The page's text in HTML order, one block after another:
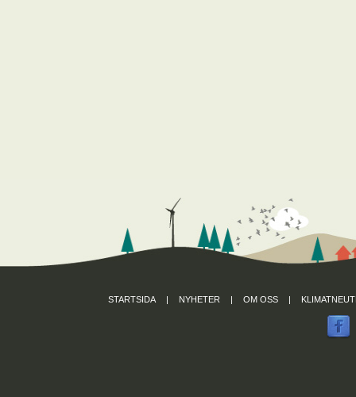
STARTSIDA | NYHETER | OM OSS |